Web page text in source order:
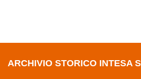
ARCHIVIO STORICO INTESA